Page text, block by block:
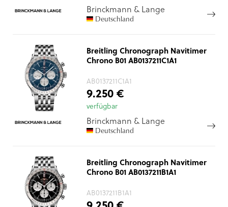
Brinckmann & Lange
Deutschland
Breitling Chronograph Navitimer
Chrono B01 AB0137211C1A1
AB0137211C1A1
9.250 €
verfügbar
Brinckmann & Lange
Deutschland
Breitling Chronograph Navitimer
Chrono B01 AB0137211B1A1
AB0137211B1A1